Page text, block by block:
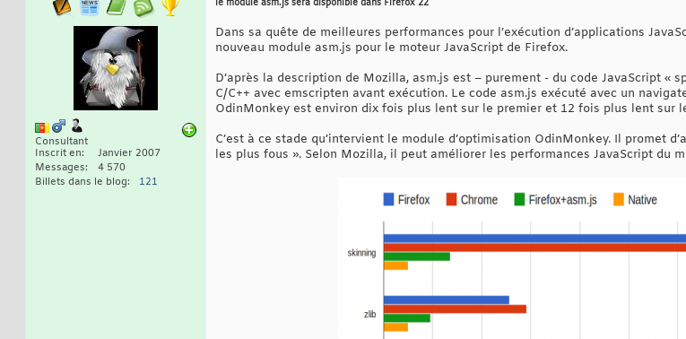
Consultant
Inscrit en
Janvier 2007
Messages
4 570
Billets dans le blog
121
le module asm.js sera disponible dans Firefox 22
Dans sa quête de meilleures performances pour l’exécution d’applications
nouveau module asm.js pour le moteur JavaScript de Firefox.
D’après la description de Mozilla, asm.js est – purement - du code JavaScript «
C/C++ avec emscripten avant exécution. Le code asm.js exécuté avec un
OdinMonkey est environ dix fois plus lent sur le premier et 12 fois plus lent sur
C’est à ce stade qu’intervient le module d’optimisation OdinMonkey. Il promet
les plus fous ». Selon Mozilla, il peut améliorer les performances JavaScript du